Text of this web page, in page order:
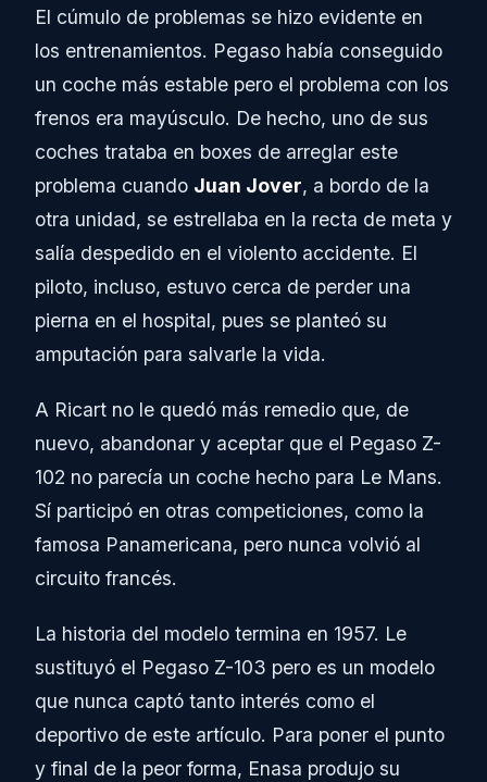
El cúmulo de problemas se hizo evidente en
los entrenamientos. Pegaso había conseguido
un coche más estable pero el problema con los
frenos era mayúsculo. De hecho, uno de sus
coches trataba en boxes de arreglar este
problema cuando Juan Jover, a bordo de la
otra unidad, se estrellaba en la recta de meta y
salía despedido en el violento accidente. El
piloto, incluso, estuvo cerca de perder una
pierna en el hospital, pues se planteó su
amputación para salvarle la vida.
A Ricart no le quedó más remedio que, de
nuevo, abandonar y aceptar que el Pegaso Z-
102 no parecía un coche hecho para Le Mans.
Sí participó en otras competiciones, como la
famosa Panamericana, pero nunca volvió al
circuito francés.
La historia del modelo termina en 1957. Le
sustituyó el Pegaso Z-103 pero es un modelo
que nunca captó tanto interés como el
deportivo de este artículo. Para poner el punto
y final de la peor forma, Enasa produjo su